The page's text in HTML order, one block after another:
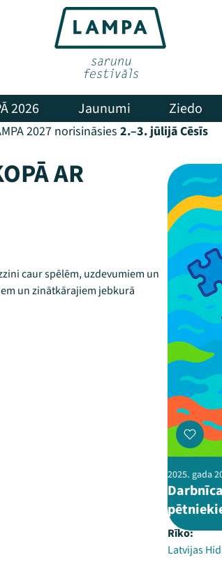
2026 Jaunumi Ziedo
2027 norisināsies 2.–3. jūlijā Cēsīs
AR
caur spēlēm, uzdevumiem un
un zinātkārajiem jebkurā
2025. gada
Rīko:
Latvijas